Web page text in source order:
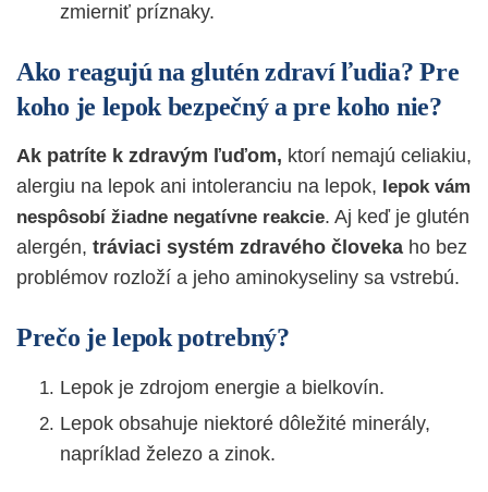
zmierniť príznaky.
Ako reagujú na glutén zdraví ľudia? Pre
koho je lepok bezpečný a pre koho nie?
Ak patríte k zdravým ľuďom, ktorí nemajú celiakiu,
alergiu na lepok ani intoleranciu na lepok, lepok vám
nespôsobí žiadne negatívne reakcie. Aj keď je glutén
alergén, tráviaci systém zdravého človeka ho bez
problémov rozloží a jeho aminokyseliny sa vstrebú.
Prečo je lepok potrebný?
Lepok je zdrojom energie a bielkovín.
Lepok obsahuje niektoré dôležité minerály,
napríklad železo a zinok.